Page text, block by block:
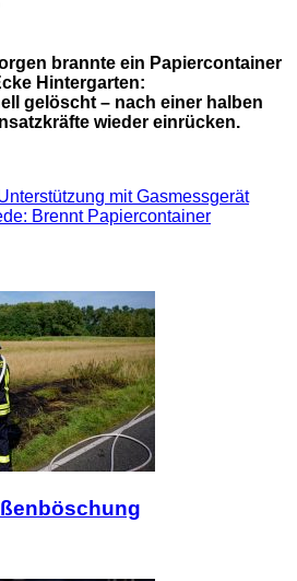
brannte ein Papiercontainer
Hintergarten:
gelöscht – nach einer halben
wieder einrücken.
mit Gasmessgerät
Brennt Papiercontainer